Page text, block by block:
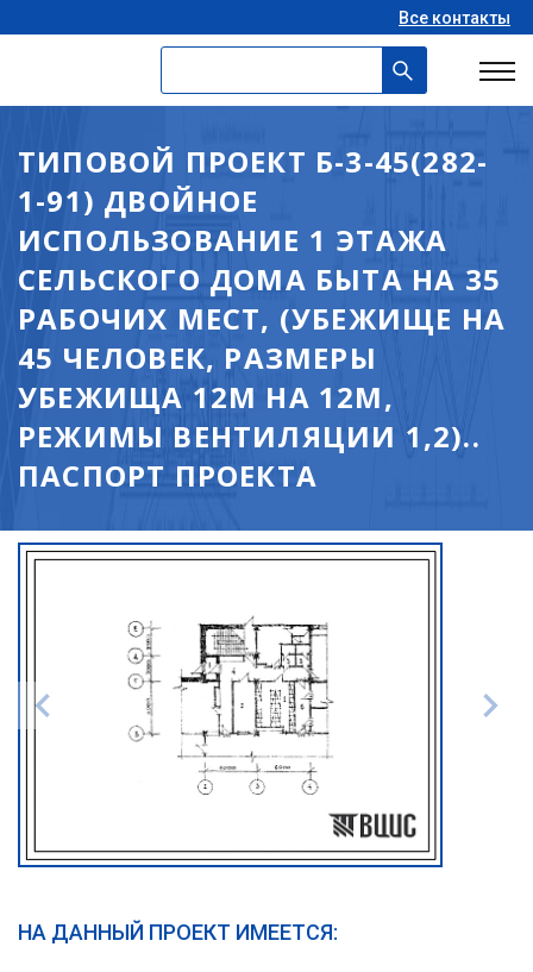
Все контакты
ТИПОВОЙ ПРОЕКТ Б-3-45(282-
1-91) ДВОЙНОЕ
ИСПОЛЬЗОВАНИЕ 1 ЭТАЖА
СЕЛЬСКОГО ДОМА БЫТА НА 35
РАБОЧИХ МЕСТ, (УБЕЖИЩЕ НА
45 ЧЕЛОВЕК, РАЗМЕРЫ
УБЕЖИЩА 12М НА 12М,
РЕЖИМЫ ВЕНТИЛЯЦИИ 1,2)..
ПАСПОРТ ПРОЕКТА
НА ДАННЫЙ ПРОЕКТ ИМЕЕТСЯ: